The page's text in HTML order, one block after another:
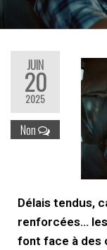
JUIN
20
2025
Non
Délais tendus,
renforcées…
font face à des